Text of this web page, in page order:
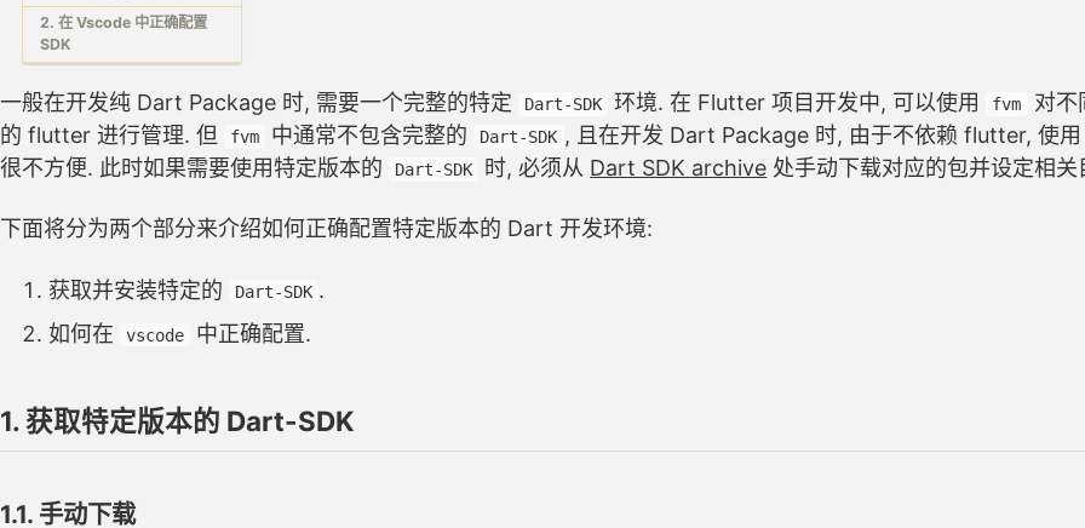
2. 在 Vscode 中正确配置
SDK
一般在开发纯 Dart Package 时, 需要一个完整的特定 Dart-SDK 环境. 在 Flutter 项目开发中, 可以使用 fvm
对不
的 flutter 进行管理. 但
fvm 中通常不包含完整的 Dart-SDK , 且在开发 Dart Package 时, 由于不依赖 flutter, 使
很不方便. 此时如果需要使用特定版本的
Dart-SDK 时, 必须从 Dart SDK archive 处手动下载对应的包并设定相关
下面将分为两个部分来介绍如何正确配置特定版本的 Dart 开发环境:
获取并安装特定的 Dart-SDK .
如何在
vscode 中正确配置.
1. 获取特定版本的 Dart-SDK
1.1. 手动下载